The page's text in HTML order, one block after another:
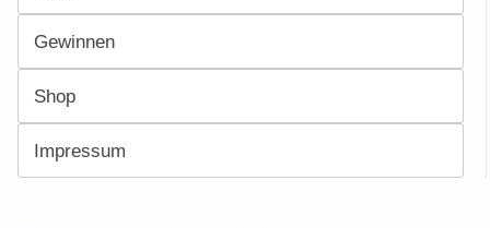
Gewinnen
Shop
Impressum